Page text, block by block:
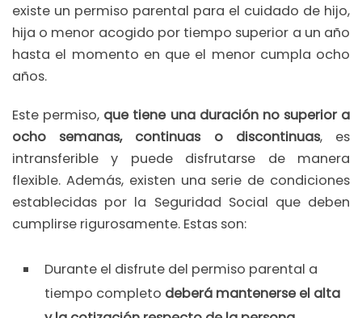
existe un permiso parental para el cuidado de hijo,
hija o menor acogido por tiempo superior a un año
hasta el momento en que el menor cumpla ocho
años.
Este permiso, que tiene una duración no superior a
ocho semanas, continuas o discontinuas, es
intransferible y puede disfrutarse de manera
flexible. Además, existen una serie de condiciones
establecidas por la Seguridad Social que deben
cumplirse rigurosamente. Estas son:
Durante el disfrute del permiso parental a
tiempo completo deberá mantenerse el alta